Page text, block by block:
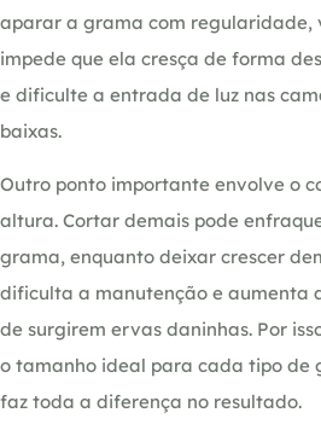
aparar a grama com regularidade,
impede que ela cresça de forma
e dificulte a entrada de luz nas
baixas.
Outro ponto importante envolve o
altura. Cortar demais pode
grama, enquanto deixar crescer
dificulta a manutenção e aumenta
de surgirem ervas daninhas. Por
o tamanho ideal para cada tipo de
faz toda a diferença no resultado.